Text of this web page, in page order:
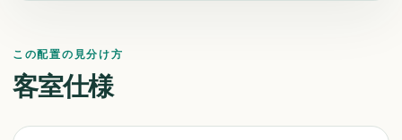
この配置の見分け方
客室仕様